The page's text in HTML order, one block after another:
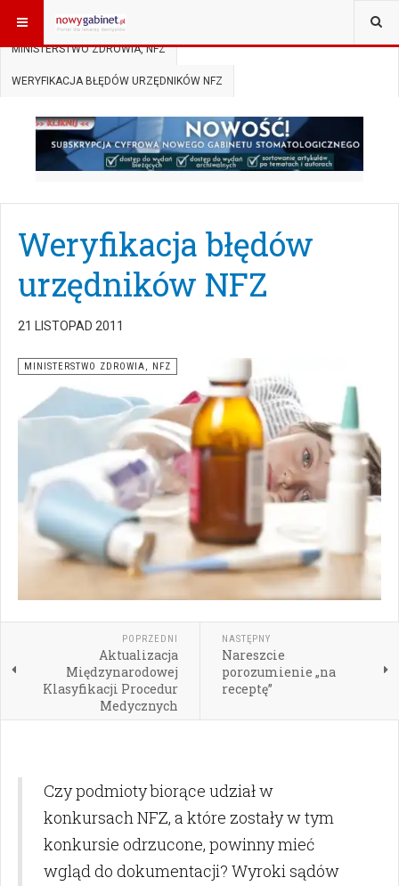
JESTEŚ TUTAJ: START
MINISTERSTWO ZDROWIA, NFZ
WERYFIKACJA BŁĘDÓW URZĘDNIKÓW NFZ
Weryfikacja błędów
urzędników NFZ
21 LISTOPAD 2011
MINISTERSTWO ZDROWIA, NFZ
POPRZEDNI
Aktualizacja
Międzynarodowej
Klasyfikacji Procedur
Medycznych
NASTĘPNY
Nareszcie
porozumienie „na
receptę”
Czy podmioty biorące udział w
konkursach NFZ, a które zostały w tym
konkursie odrzucone, powinny mieć
wgląd do dokumentacji? Wyroki sądów